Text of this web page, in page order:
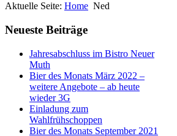
Aktuelle Seite: Home Ned
Neueste Beiträge
Jahresabschluss im Bistro Neuer
Muth
Bier des Monats März 2022 –
weitere Angebote – ab heute
wieder 3G
Einladung zum
Wahlfrühschoppen
Bier des Monats September 2021